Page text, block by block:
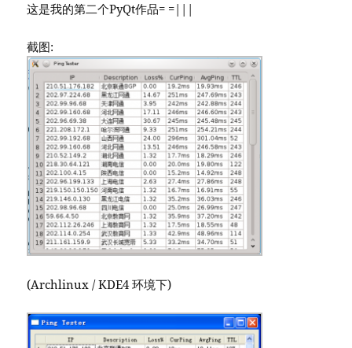
这是我的第二个PyQt作品= =|||
截图:
(Archlinux / KDE4 环境下)